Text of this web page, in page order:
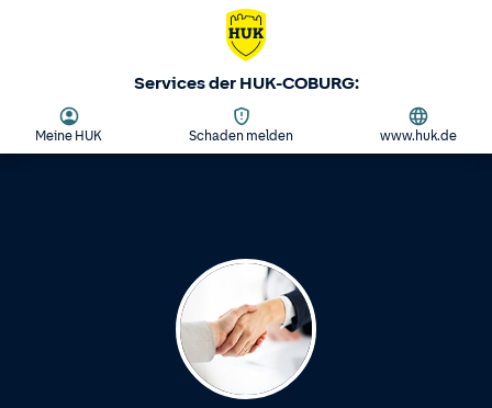
Services der HUK-COBURG:
Meine HUK Schaden melden www.huk.de